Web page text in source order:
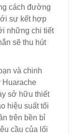
cách đường
sự kết hợp
những chi tiết
sẽ thu hút
và chinh
sở hữu thiết
hiệu suất tối
trên bền bỉ
cầu của lối